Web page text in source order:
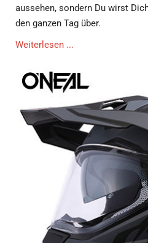
aussehen, sondern Du wirst
den ganzen Tag über.
Weiterlesen ...